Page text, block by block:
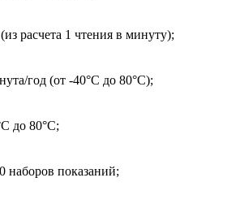
расчета 1 чтения в минуту);
год (от -40°C до 80°C);
до 80°С;
наборов показаний;